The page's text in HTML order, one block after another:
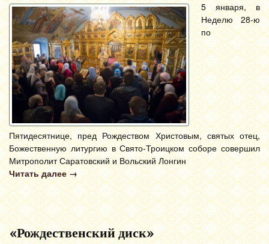
5 января, в
Неделю 28-ю
по
Пятидесятнице, пред Рождеством Христовым, святых отец,
Божественную литургию в Свято-Троицком соборе совершил
Митрополит Саратовский и Вольский Лонгин
Читать далее →
«Рождественский диск»